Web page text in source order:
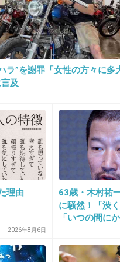
子２人）、ずっと美容院
も取り入れて、カットし
息子達は刈り上げないの
+8
で切ってたのに
容院で切りたいと言
に高いお金もったい
いてくると大変です…
+98
ラ”を謝罪「女性の方々に多
及
理由
2026年8月6日
63歳・木村祐
に騒然！「渋
「いつの間に